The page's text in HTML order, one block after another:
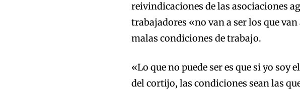
reivindicaciones de las asociaciones
trabajadores «no van a ser los que
malas condiciones de trabajo.
«Lo que no puede ser es que si yo soy
del cortijo, las condiciones sean las